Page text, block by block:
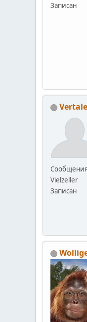
Записан
Vielzeller
Записан